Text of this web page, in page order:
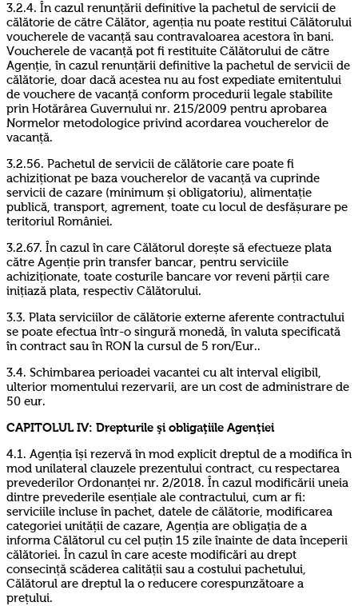
3.2.4. În cazul renunțării definitive la pachetul de servicii de
călătorie de către Călător, agenția nu poate restitui Călătorului
voucherele de vacanță sau contravaloarea acestora în bani.
Voucherele de vacanță pot fi restituite Călătorului de către
Agenție, în cazul renunțării definitive la pachetul de servicii de
călătorie, doar dacă acestea nu au fost expediate emitentului
de vouchere de vacanță conform procedurii legale stabilite
prin Hotărârea Guvernului nr. 215/2009 pentru aprobarea
Normelor metodologice privind acordarea voucherelor de
vacanță.
3.2.56. Pachetul de servicii de călătorie care poate fi
achiziționat pe baza voucherelor de vacanță va cuprinde
servicii de cazare (minimum și obligatoriu), alimentație
publică, transport, agrement, toate cu locul de desfășurare pe
teritoriul României.
3.2.67. În cazul în care Călătorul dorește să efectueze plata
către Agenție prin transfer bancar, pentru serviciile
achiziționate, toate costurile bancare vor reveni părții care
inițiază plata, respectiv Călătorului.
3.3. Plata serviciilor de călătorie externe aferente contractului
se poate efectua într-o singură monedă, în valuta specificată
în contract sau în RON la cursul de 5 ron/Eur..
3.4. Schimbarea perioadei vacantei cu alt interval eligibil,
ulterior momentului rezervarii, are un cost de administrare de
50 eur.
CAPITOLUL IV: Drepturile şi obligaţiile Agenţiei
4.1. Agenția își rezervă în mod explicit dreptul de a modifica în
mod unilateral clauzele prezentului contract, cu respectarea
prevederilor Ordonanței nr. 2/2018. În cazul modificării uneia
dintre prevederile esențiale ale contractului, cum ar fi:
serviciile incluse în pachet, datele de călătorie, modificarea
categoriei unității de cazare, Agenția are obligația de a
informa Călătorul cu cel puțin 15 zile înainte de data începerii
călătoriei. În cazul în care aceste modificări au drept
consecință scăderea calității sau a costului pachetului,
Călătorul are dreptul la o reducere corespunzătoare a
prețului.